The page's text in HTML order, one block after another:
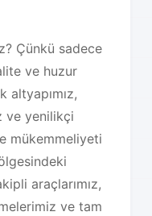
Çünkü sadece
ve huzur
altyapımız,
ve yenilikçi
mükemmeliyeti
araçlarımız,
ve tam